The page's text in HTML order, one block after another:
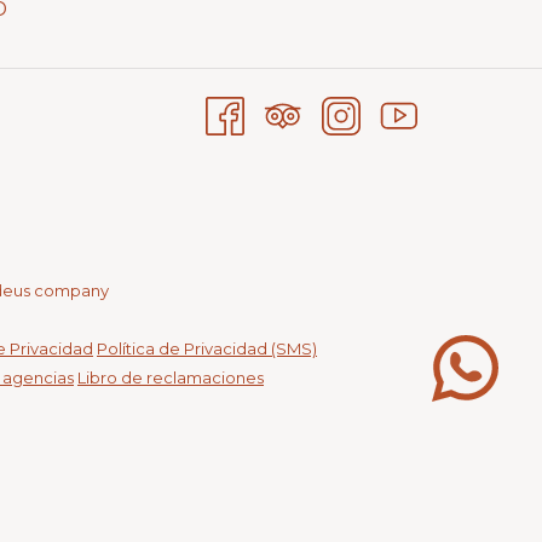
company
Privacidad Política de Privacidad (SMS)
Libro de reclamaciones